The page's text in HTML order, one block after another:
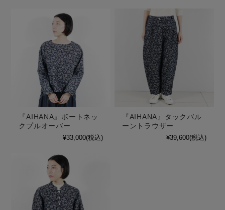
『AIHANA』ボートネッ
クプルオーバー
¥33,000(税込)
『AIHANA』タックバル
ーントラウザー
¥39,600(税込)